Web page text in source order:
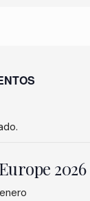
que su
la necesaria
2026